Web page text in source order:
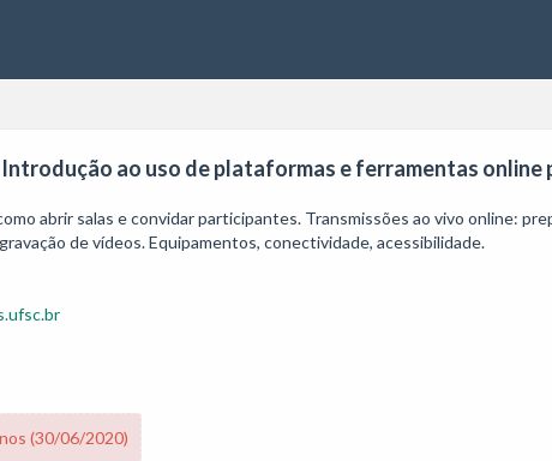
ao uso de plataformas e ferramentas
abrir salas e convidar participantes. Transmissões ao vivo online:
de vídeos. Equipamentos, conectividade, acessibilidade.
(30/06/2020)